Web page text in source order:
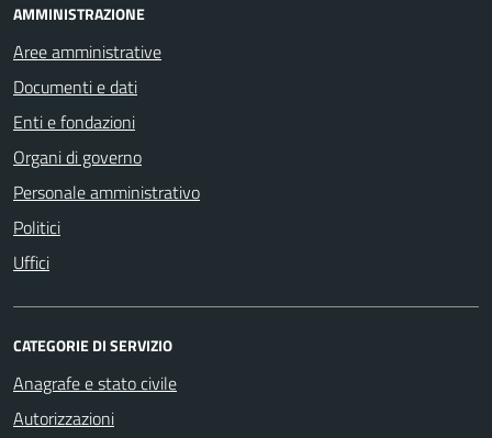
AMMINISTRAZIONE
Aree amministrative
Documenti e dati
Enti e fondazioni
Organi di governo
Personale amministrativo
Politici
Uffici
CATEGORIE DI SERVIZIO
Anagrafe e stato civile
Autorizzazioni